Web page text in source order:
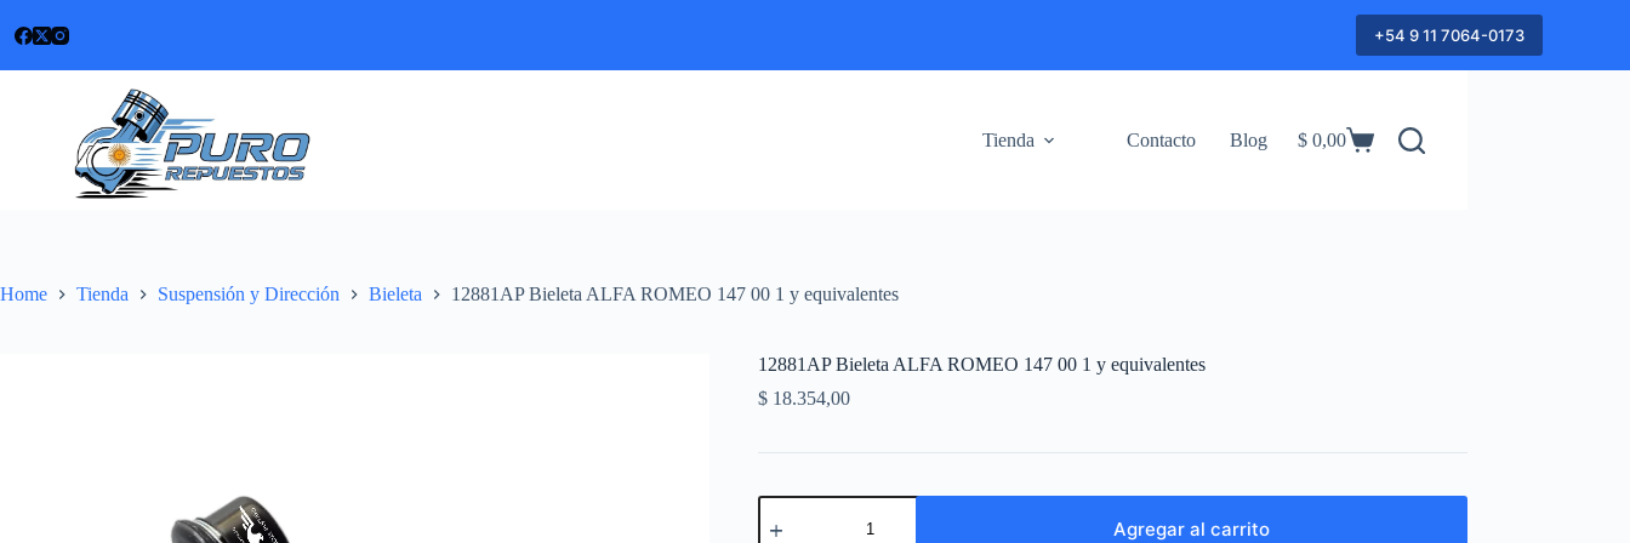
+54 9 11 7064-0173
Tienda Contacto Blog
Shopping
$0,00
Home Tienda Suspensión y Dirección Bieleta 12881AP Bieleta ALFA ROMEO 147 00 1 y equivalentes
12881AP Bieleta ALFA ROMEO 147 00 1 y equivalentes
$18.354,00
12881AP
Bieleta
Agregar al carrito